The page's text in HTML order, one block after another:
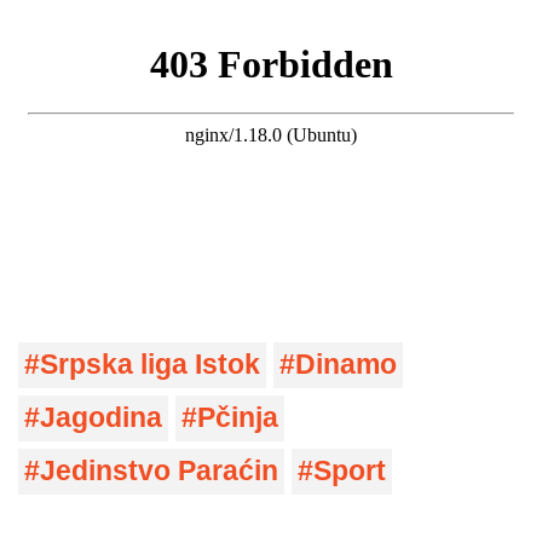
Srpska liga Istok
Dinamo
Jagodina
Pčinja
Jedinstvo Paraćin
Sport